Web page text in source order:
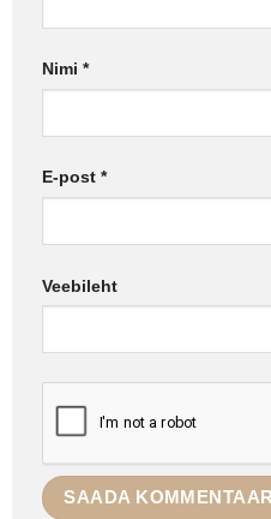
Nimi *
E-post *
Veebileht